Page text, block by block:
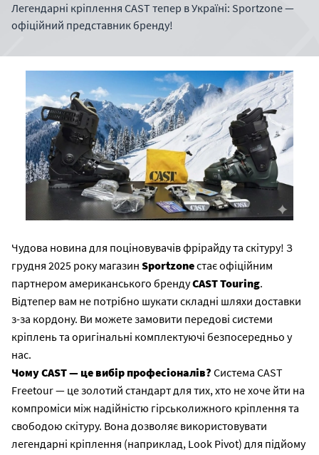
Легендарні кріплення CAST тепер в Україні: Sportzone —
офіційний представник бренду!
Чудова новина для поціновувачів фрірайду та скітуру! З
грудня 2025 року магазин Sportzoneстає офіційним
партнером американського брендуCAST Touring.
Відтепер вам не потрібно шукати складні шляхи доставки
з-за кордону. Ви можете замовити передові системи
кріплень та оригінальні комплектуючі безпосередньо у
нас.
Чому CAST — це вибір професіоналів? Система CAST
Freetour — це золотий стандарт для тих, хто не хоче йти на
компроміси між надійністю гірськолижного кріплення та
свободою скітуру. Вона дозволяє використовувати
легендарні кріплення (наприклад, Look Pivot) для підйому